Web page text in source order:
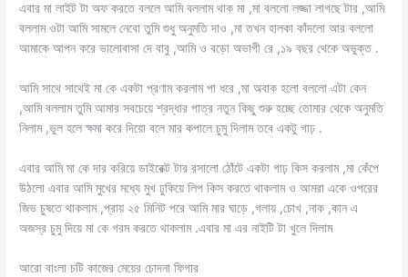
এবার মা লাইট টা অফ করতে বললে আমি বললাম থাক মা ,মা বললো লজ্জা লাগছে টার ,আমি
বললাম ওটা আমি সামলে নেবো তুমি শুধু অনুমতি দাও ,মা তখন হালকা কাঁদলো আর বললো
আমাকে আপন করে ভালোবাসা দে বাবু ,আমি ও বড়ো অভাগী রে ,১৯ বছর থেকে অভুক্ত .
আমি সাথে সাথেই মা কে একটা প্রণাম করলাম পা ধরে ,মা অবাক হলো বললো এটা কেন
,আমি বললাম তুমি আমার সবচেয়ে শ্রদ্ধার পাত্র নতুন কিছু শুরু হচ্ছে তোমার থেকে অনুমতি
নিলাম ,ভুল হলে ক্ষমা করে দিয়ো বলে মার কপালে চুমু দিলাম তবে একটু গাঢ় .
এবার আমি মা কে দার করিয়ে ডাইরেক্ট টার রসালো ঠোঁটে একটা গাঢ় কিস করলাম ,মা কেঁপে
উঠলো এবার আমি মুখের মধ্যে মুখ ঢুকিয়ে লিপ কিস করতে থাকলাম ও আমরা একে ওপরের
জিভ চুষতে থাকলাম ,প্রায় ২৫ মিনিট পরে আমি মার ঘাড়ে ,গলায় ,চোখ ,নাক ,কান এ
অজস্র চুমু দিয়ে মা কে গরম করতে থাকলাম .এবার মা এর নাইটি টা খুলে দিলাম
আরো বাংলা চটি কাজের মেয়ের চোদনা ফিগার